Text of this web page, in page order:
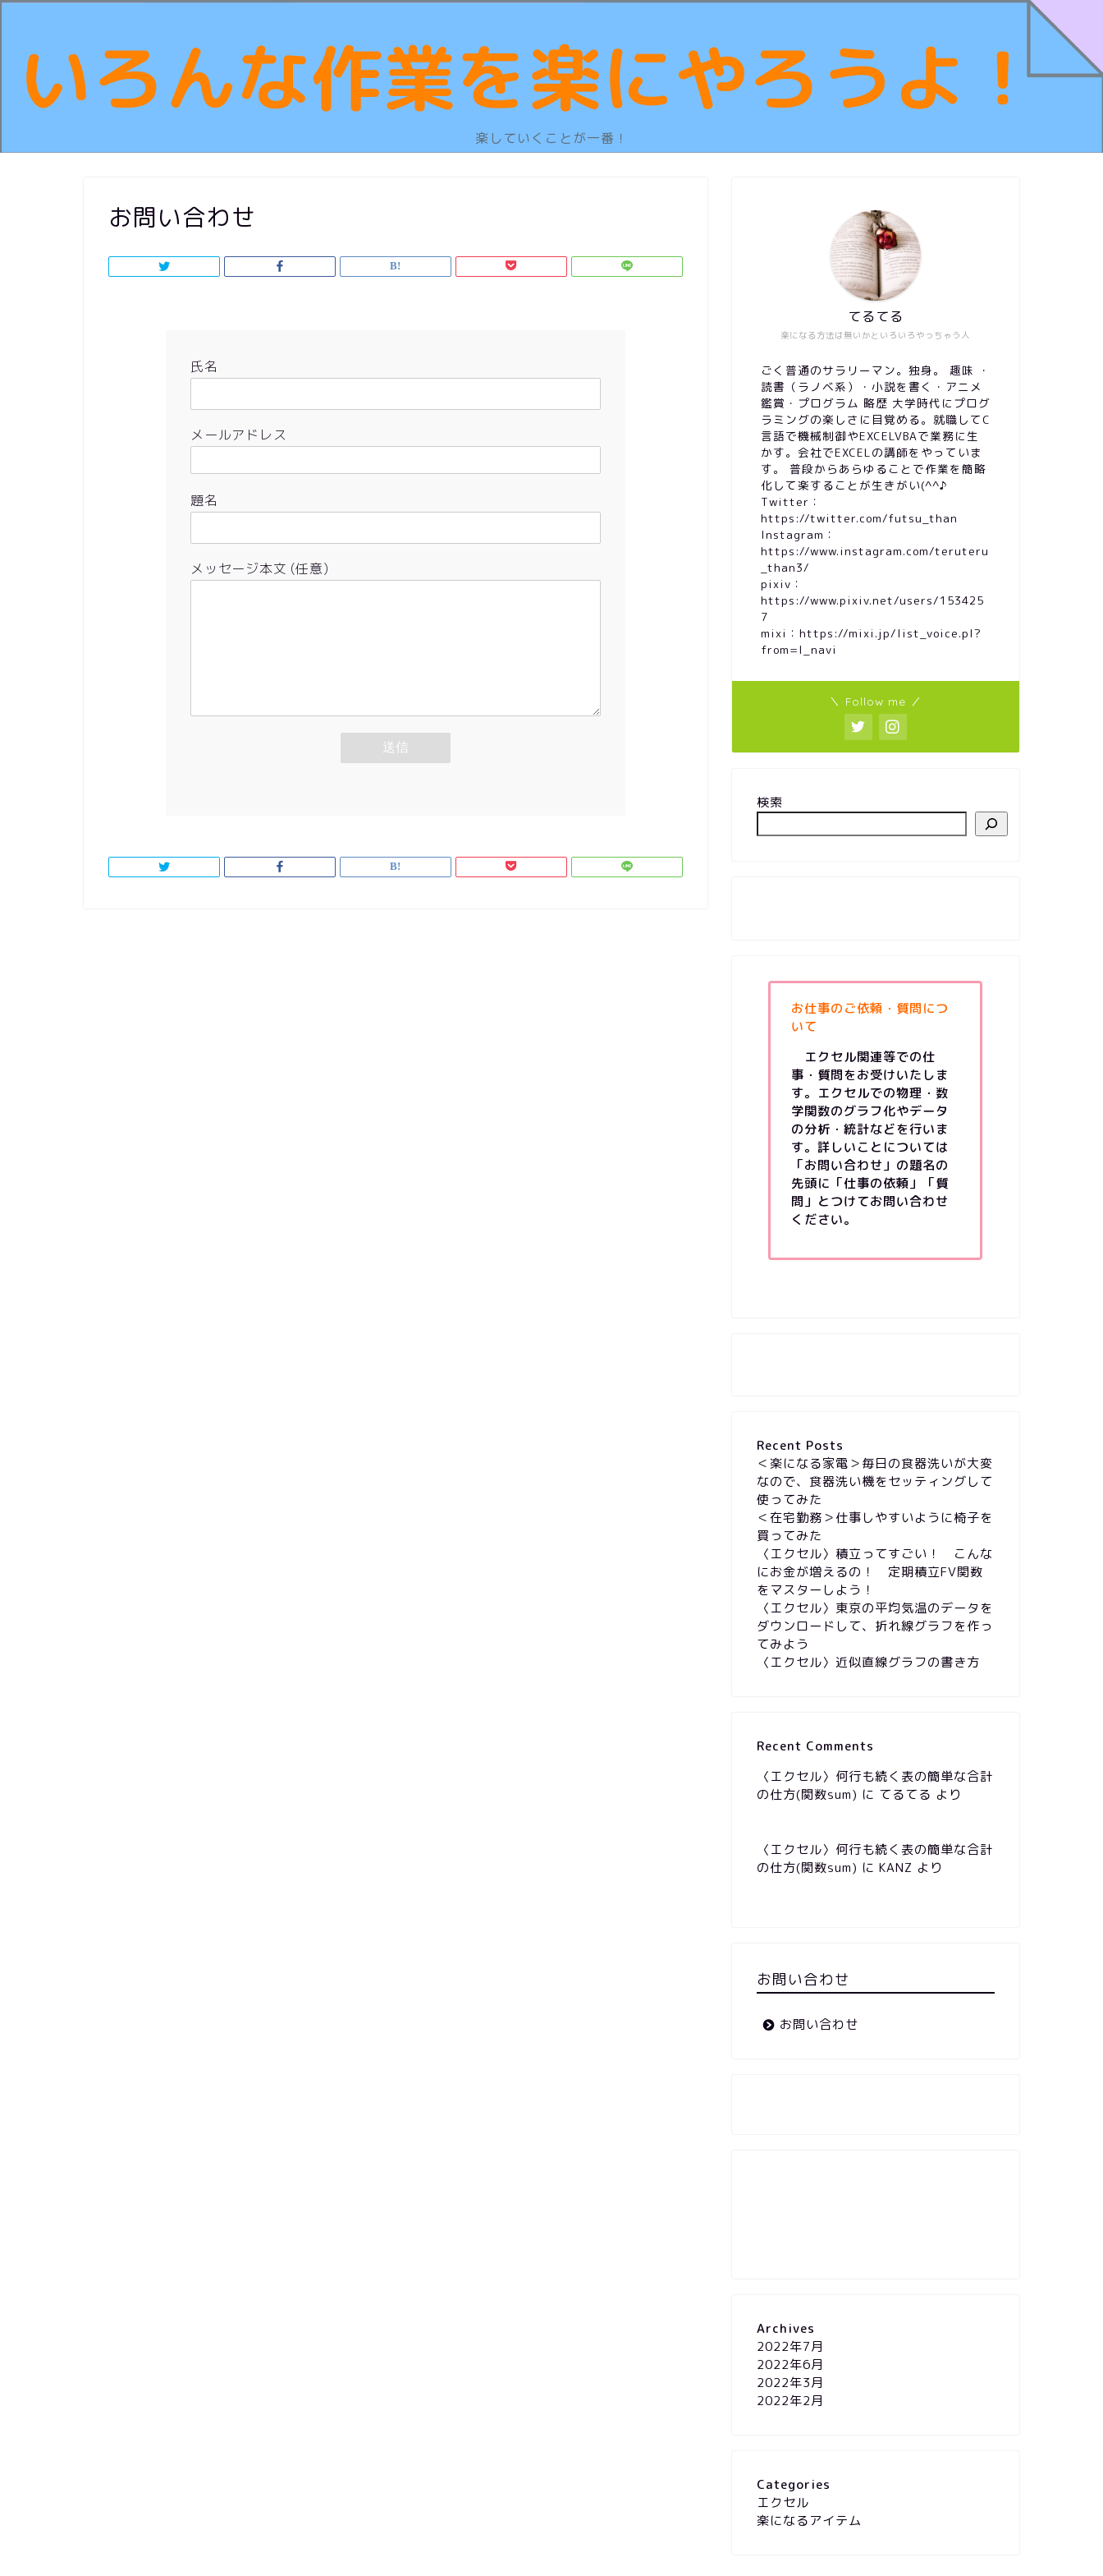
楽していくことが一番！
お問い合わせ
氏名
メールアドレス
題名
メッセージ本文 (任意)
楽になる方法は無いかといろいろやっちゃう人
てるてる
ごく普通のサラリーマン。独身。 趣味 ・
読書（ラノベ系）・小説を書く・アニメ
鑑賞・プログラム 略歴 大学時代にプログ
ラミングの楽しさに目覚める。就職してC
言語で機械制御やEXCELVBAで業務に生
かす。会社でEXCELの講師をやっていま
す。 普段からあらゆることで作業を簡略
化して楽することが生きがい(^^♪
Twitter：
https://twitter.com/futsu_than
Instagram：
https://www.instagram.com/teruteru
_than3/
pixiv：
https://www.pixiv.net/users/153425
7
mixi：https://mixi.jp/list_voice.pl?
from=l_navi
＼ Follow me ／
検索
お仕事のご依頼・質問につ
いて
エクセル関連等での仕
事・質問をお受けいたしま
す。エクセルでの物理・数
学関数のグラフ化やデータ
の分析・統計などを行いま
す。詳しいことについては
「お問い合わせ」の題名の
先頭に「仕事の依頼」「質
問」とつけてお問い合わせ
ください。
Recent Posts
＜楽になる家電＞毎日の食器洗いが大変
なので、食器洗い機をセッティングして
使ってみた
＜在宅勤務＞仕事しやすいように椅子を
買ってみた
〈エクセル〉積立ってすごい！ こんな
にお金が増えるの！ 定期積立FV関数
をマスターしよう！
〈エクセル〉東京の平均気温のデータを
ダウンロードして、折れ線グラフを作っ
てみよう
〈エクセル〉近似直線グラフの書き方
Recent Comments
〈エクセル〉何行も続く表の簡単な合計
の仕方(関数sum) に てるてる より
〈エクセル〉何行も続く表の簡単な合計
の仕方(関数sum) に KANZ より
お問い合わせ
お問い合わせ
Archives
2022年7月
2022年6月
2022年3月
2022年2月
Categories
エクセル
楽になるアイテム